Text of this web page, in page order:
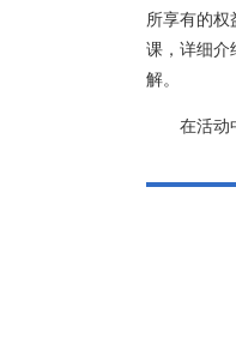
所享有的权
课，详细介
解。
在活动